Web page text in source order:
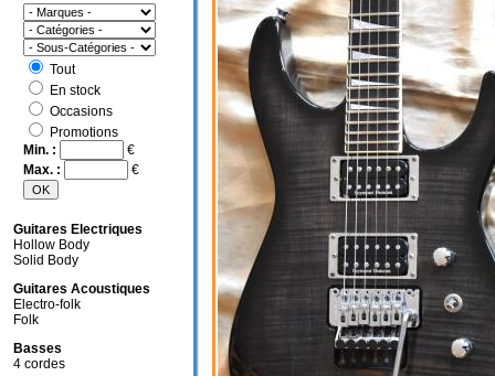
Tout
En stock
Occasions
Promotions
Min. :
€
Max. :
€
Guitares Electriques
Hollow Body
Solid Body
Guitares Acoustiques
Electro-folk
Folk
Basses
4 cordes